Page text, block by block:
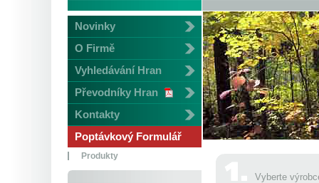
Novinky
O Firmě
Vyhledávání Hran
Převodníky Hran
Kontakty
Poptávkový Formulář
Produkty
Vyberte